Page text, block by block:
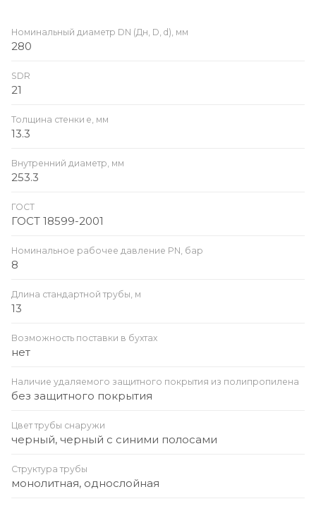
Номинальный диаметр DN (Дн, D, d), мм
280
SDR
21
Толщина стенки e, мм
13.3
Внутренний диаметр, мм
253.3
ГОСТ
ГОСТ 18599-2001
Номинальное рабочее давление PN, бар
8
Длина стандартной трубы, м
13
Возможность поставки в бухтах
нет
Наличие удаляемого защитного покрытия из полипропилена
без защитного покрытия
Цвет трубы снаружи
черный, черный с синими полосами
Структура трубы
монолитная, однослойная